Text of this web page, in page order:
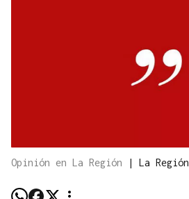
Opinión en La Región | La Región